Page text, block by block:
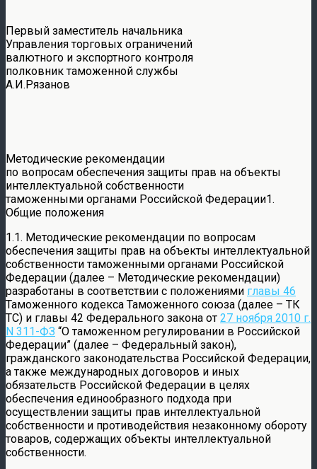
Первый заместитель начальника
Управления торговых ограничений
валютного и экспортного контроля
полковник таможенной службы
А.И.Рязанов
Методические рекомендации
по вопросам обеспечения защиты прав на объекты
интеллектуальной собственности
таможенными органами Российской Федерации1.
Общие положения
1.1. Методические рекомендации по вопросам
обеспечения защиты прав на объекты интеллектуальной
собственности таможенными органами Российской
Федерации (далее – Методические рекомендации)
разработаны в соответствии с положениями главы 46
Таможенного кодекса Таможенного союза (далее – ТК
ТС) и главы 42 Федерального закона от 27 ноября 2010 г.
N 311-ФЗ “О таможенном регулировании в Российской
Федерации” (далее – Федеральный закон),
гражданского законодательства Российской Федерации,
а также международных договоров и иных
обязательств Российской Федерации в целях
обеспечения единообразного подхода при
осуществлении защиты прав интеллектуальной
собственности и противодействия незаконному обороту
товаров, содержащих объекты интеллектуальной
собственности.